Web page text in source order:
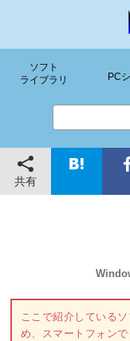
ソフト
ライブラリ
PC
共有
ここで紹介している
め、スマートフォン